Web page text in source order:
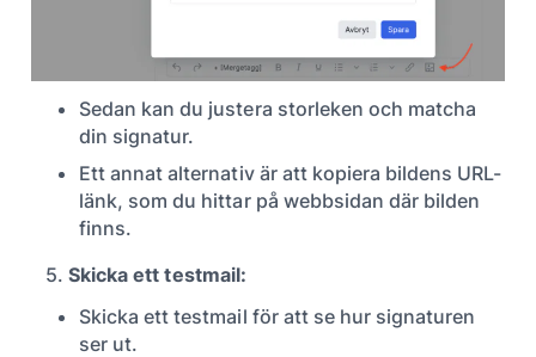
Sedan kan du justera storleken och matcha
din signatur.
Ett annat alternativ är att kopiera bildens URL-
länk, som du hittar på webbsidan där bilden
finns.
5.Skicka ett testmail:
Skicka ett testmail för att se hur signaturen
ser ut.